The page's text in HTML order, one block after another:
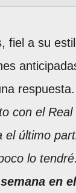
fiel a su
con el
el último
lo
en